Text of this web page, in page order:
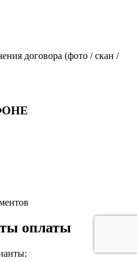
договора (фото / скан /
оплаты